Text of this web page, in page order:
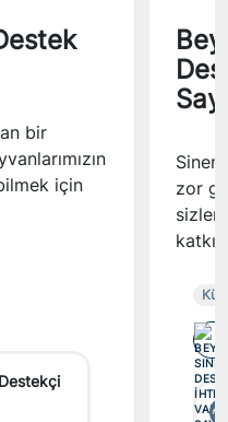
bir
için
zor